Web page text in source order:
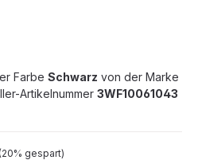
Farbe Schwarz von der Marke
Artikelnummer 3WF10061043
Preis:
(20% gespart)